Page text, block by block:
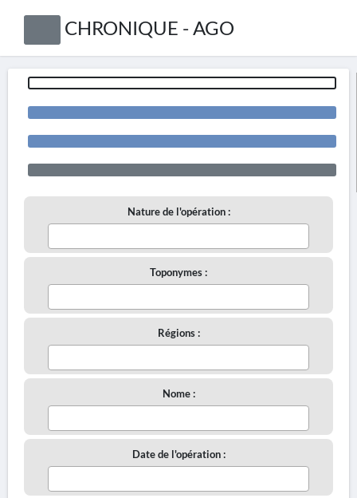
CHRONIQUE - AGO
Nature de l'opération :
Toponymes :
Régions :
Nome :
Date de l'opération :